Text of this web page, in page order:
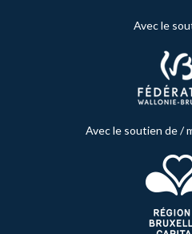
Avec le
Avec le soutien de /